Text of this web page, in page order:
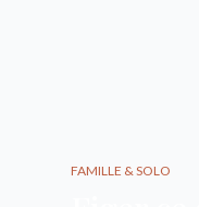
FAMILLE & SOLO